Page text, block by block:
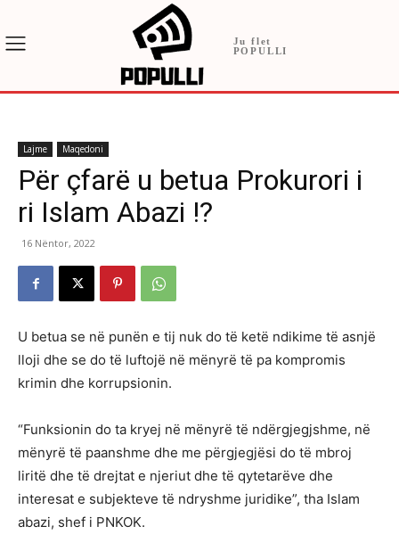
Ju flet
POPULLI
Lajme Maqedoni
Për çfarë u betua Prokurori i
ri Islam Abazi !?
16 Nëntor, 2022
U betua se në punën e tij nuk do të ketë ndikime të asnjë
lloji dhe se do të luftojë në mënyrë të pa kompromis
krimin dhe korrupsionin.
“Funksionin do ta kryej në mënyrë të ndërgjegjshme, në
mënyrë të paanshme dhe me përgjegjësi do të mbroj
liritë dhe të drejtat e njeriut dhe të qytetarëve dhe
interesat e subjekteve të ndryshme juridike”, tha Islam
abazi, shef i PNKOK.